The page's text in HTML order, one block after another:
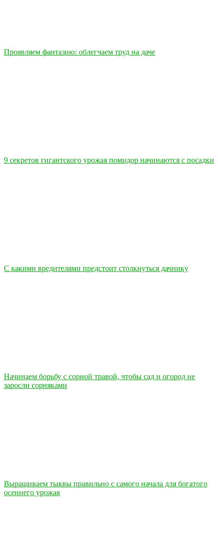
Проявляем фантазию: облегчаем труд на даче
9 секретов гигантского урожая помидор начинаются с посадки
С какими вредителями предстоит столкнуться дачнику
Начинаем борьбу с сорной травой, чтобы сад и огород не
заросли сорняками
Выращиваем тыквы правильно с самого начала для богатого
осеннего урожая